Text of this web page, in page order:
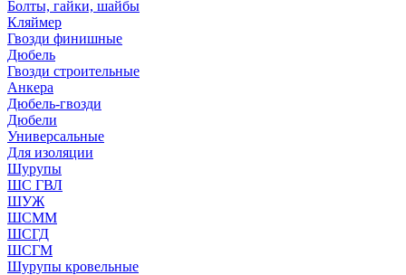
Болты, гайки, шайбы
Кляймер
Гвозди финишные
Дюбель
Гвозди строительные
Анкера
Дюбель-гвозди
Дюбели
Универсальные
Для изоляции
Шурупы
ШС ГВЛ
ШУЖ
ШСММ
ШСГД
ШСГМ
Шурупы кровельные